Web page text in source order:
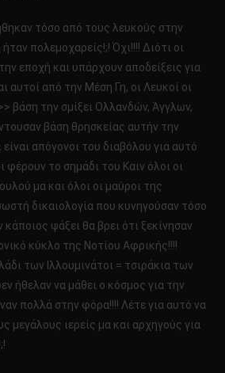
τόσο από τους λευκούς στην
πολεμοχαρείς!;! Όχι!!!! Διότι οι
εποχή και υπάρχουν αποδείξεις για
αυτοί από την Μέση Γη, οι Λευκοί οι
βάση την σμίξει Ολλανδών, Άγγλων,
βάση θρησκείας αυτήν την
είναι απόγονοι του διαβόλου για αυτό
φέρουν το σημάδι του Καιν όλοι οι
μα και όλοι οι μαύροι της
δικαιολογία που κυνηγούσαν τόσο
ψάξει θα βρει ότι ξεκίνησαν
κύκλο της Νοτίου Αφρικής!!!!
των Ιλλουμινάτοι = τσιράκια των
ήθελαν να μάθει ο κόσμος για την
πολλά στην φόρα!!!! Λέτε για αυτό να
μεγάλους ιερείς μα και αρχηγούς για